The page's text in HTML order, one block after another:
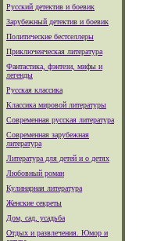
Русский детектив и боевик
Зарубежный детектив и боевик
Политические бестселлеры
Приключенческая литература
Фантастика, фэнтези, мифы и
легенды
Русская классика
Классика мировой литературы
Современная русская литература
Современная зарубежная
литература
Литература для детей и о детях
Любовный роман
Кулинарная литература
Женские секреты
Дом, сад, усадьба
Отдых и развлечения. Юмор и